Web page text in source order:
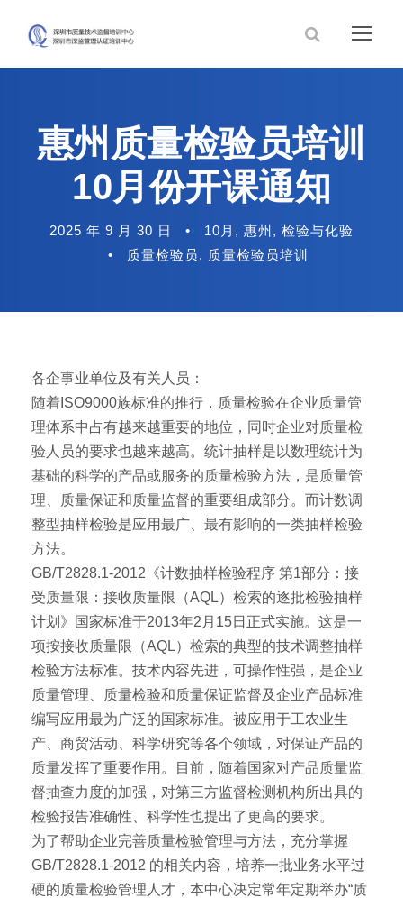
惠州质量检验员培训
10月份开课通知
2025 年 9 月 30 日 • 10月 , 惠州 , 检验与化验
•
质量检验员, 质量检验员培训
各企事业单位及有关人员：
随着ISO9000族标准的推行，质量检验在企业质量管
理体系中占有越来越重要的地位，同时企业对质量检
验人员的要求也越来越高。统计抽样是以数理统计为
基础的科学的产品或服务的质量检验方法，是质量管
理、质量保证和质量监督的重要组成部分。而计数调
整型抽样检验是应用最广、最有影响的一类抽样检验
方法。
GB/T2828.1-2012《计数抽样检验程序 第1部分：接
受质量限：接收质量限（AQL）检索的逐批检验抽样
计划》国家标准于2013年2月15日正式实施。这是一
项按接收质量限（AQL）检索的典型的技术调整抽样
检验方法标准。技术内容先进，可操作性强，是企业
质量管理、质量检验和质量保证监督及企业产品标准
编写应用最为广泛的国家标准。被应用于工农业生
产、商贸活动、科学研究等各个领域，对保证产品的
质量发挥了重要作用。目前，随着国家对产品质量监
督抽查力度的加强，对第三方监督检测机构所出具的
检验报告准确性、科学性也提出了更高的要求。
为了帮助企业完善质量检验管理与方法，充分掌握
GB/T2828.1-2012 的相关内容，培养一批业务水平过
硬的质量检验管理人才，本中心决定常年定期举办“质